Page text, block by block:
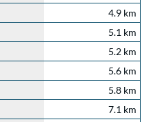
4.9 km
5.1 km
5.2 km
5.6 km
5.8 km
7.1 km